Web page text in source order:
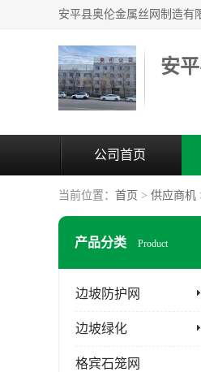
安
公司首页
当前位置： 首页 > 供应商机
产品分类 Product
边坡防护网
边坡绿化
格宾石笼网